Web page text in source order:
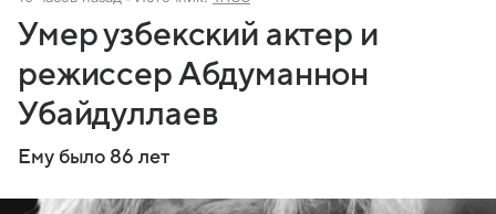
Умер узбекский актер и
режиссер Абдуманнон
Убайдуллаев
Ему было 86 лет